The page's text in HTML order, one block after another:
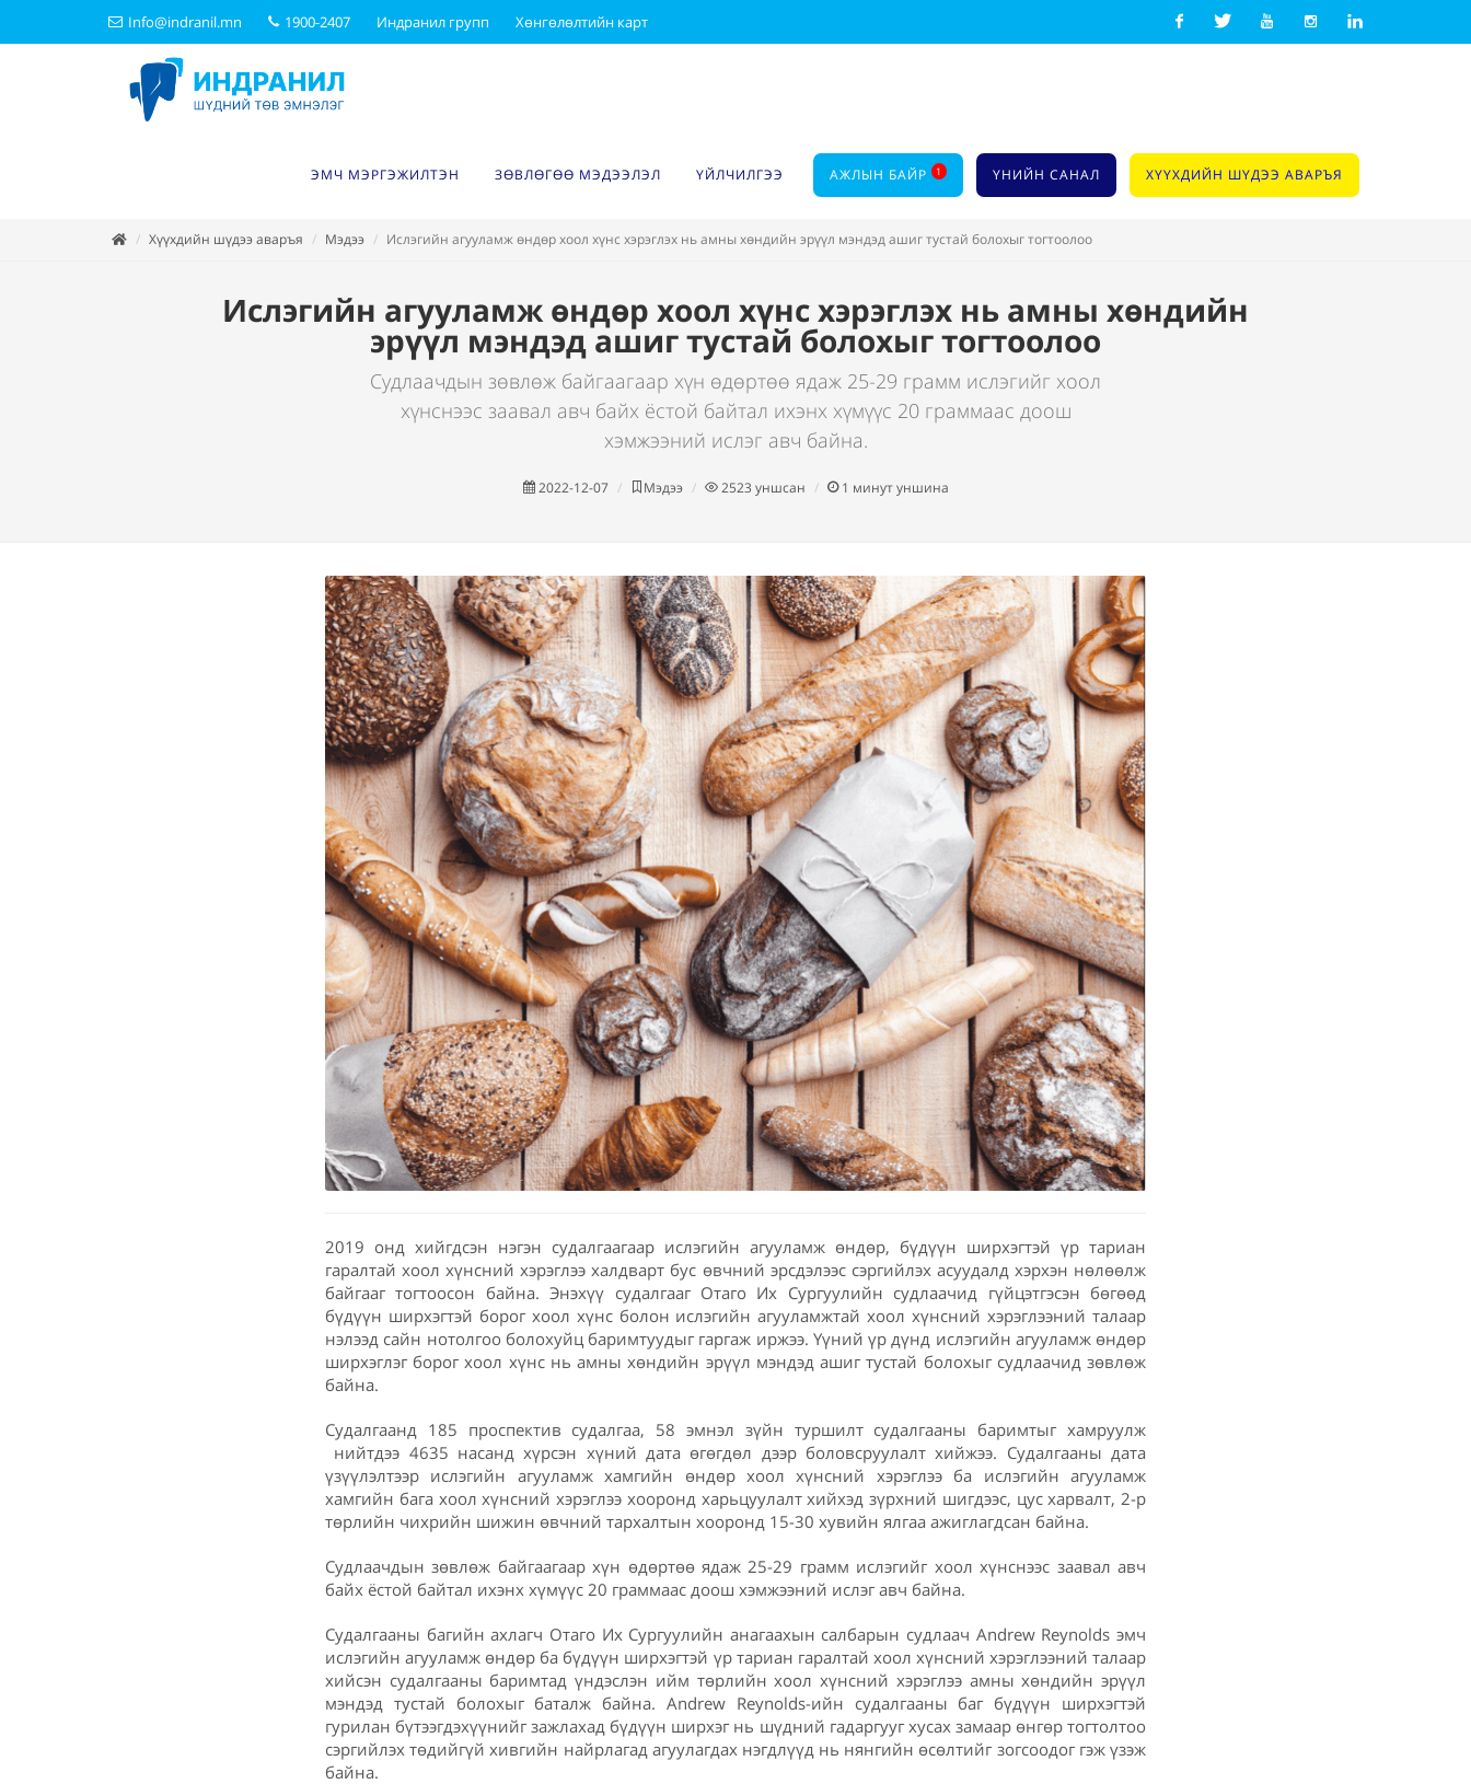
Info@indranil.mn 1900-2407 Индранил групп Хөнгөлөлтийн карт
ЭМЧ МЭРГЭЖИЛТЭН ЗӨВЛӨГӨӨ МЭДЭЭЛЭЛ ҮЙЛЧИЛГЭЭ АЖЛЫН БАЙР 1 ҮНИЙН САНАЛ ХҮҮХДИЙН ШҮДЭЭ АВАРЪЯ
Хүүхдийн шүдээ аваръя Мэдээ Ислэгийн агууламж өндөр хоол хүнс хэрэглэх нь амны хөндийн эрүүл мэндэд ашиг тустай болохыг тогтоолоо
Ислэгийн агууламж өндөр хоол хүнс хэрэглэх нь амны хөндийн
эрүүл мэндэд ашиг тустай болохыг тогтоолоо
Судлаачдын зөвлөж байгаагаар хүн өдөртөө ядаж 25-29 грамм ислэгийг хоол
хүнснээс заавал авч байх ёстой байтал ихэнх хүмүүс 20 граммаас доош
хэмжээний ислэг авч байна.
2022-12-07 Мэдээ 2523 уншсан 1 минут уншина
2019 онд хийгдсэн нэгэн судалгаагаар ислэгийн агууламж өндөр, бүдүүн ширхэгтэй үр тариан
гаралтай хоол хүнсний хэрэглээ халдварт бус өвчний эрсдэлээс сэргийлэх асуудалд хэрхэн нөлөөлж
байгааг тогтоосон байна. Энэхүү судалгааг Отаго Их Сургуулийн судлаачид гүйцэтгэсэн бөгөөд
бүдүүн ширхэгтэй борог хоол хүнс болон ислэгийн агууламжтай хоол хүнсний хэрэглээний талаар
нэлээд сайн нотолгоо болохуйц баримтуудыг гаргаж иржээ. Үүний үр дүнд ислэгийн агууламж өндөр
ширхэглэг борог хоол хүнс нь амны хөндийн эрүүл мэндэд ашиг тустай болохыг судлаачид зөвлөж
байна.
Судалгаанд 185 проспектив судалгаа, 58 эмнэл зүйн туршилт судалгааны баримтыг хамруулж
нийтдээ 4635 насанд хүрсэн хүний дата өгөгдөл дээр боловсруулалт хийжээ. Судалгааны дата
үзүүлэлтээр ислэгийн агууламж хамгийн өндөр хоол хүнсний хэрэглээ ба ислэгийн агууламж
хамгийн бага хоол хүнсний хэрэглээ хооронд харьцуулалт хийхэд зүрхний шигдээс, цус харвалт, 2-р
төрлийн чихрийн шижин өвчний тархалтын хооронд 15-30 хувийн ялгаа ажиглагдсан байна.
Судлаачдын зөвлөж байгаагаар хүн өдөртөө ядаж 25-29 грамм ислэгийг хоол хүнснээс заавал авч
байх ёстой байтал ихэнх хүмүүс 20 граммаас доош хэмжээний ислэг авч байна.
Судалгааны багийн ахлагч Отаго Их Сургуулийн анагаахын салбарын судлаач Andrew Reynolds эмч
ислэгийн агууламж өндөр ба бүдүүн ширхэгтэй үр тариан гаралтай хоол хүнсний хэрэглээний талаар
хийсэн судалгааны баримтад үндэслэн ийм төрлийн хоол хүнсний хэрэглээ амны хөндийн эрүүл
мэндэд тустай болохыг баталж байна. Andrew Reynolds-ийн судалгааны баг бүдүүн ширхэгтэй
гурилан бүтээгдэхүүнийг зажлахад бүдүүн ширхэг нь шүдний гадаргууг хусах замаар өнгөр тогтолтоо
сэргийлэх төдийгүй хивгийн найрлагад агуулагдах нэгдлүүд нь нянгийн өсөлтийг зогсоодог гэж үзэж
байна.